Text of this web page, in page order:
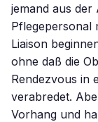
jemand aus
Pflegepersonal
Liaison
ohne daß die
Rendezvous in
verabredet.
Vorhang und